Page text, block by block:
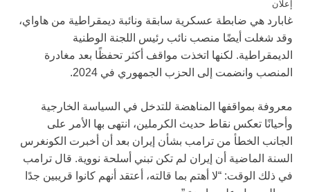
إعلان
غابارد هي ضابطة عسكرية سابقة ونائبة ديمقراطية من هاواي،
وقد شغلت أيضًا منصب نائب رئيس اللجنة الوطنية
الديمقراطية. لكنها اتخذت مواقف أكثر تحفظًا بعد مغادرة
المنصب وانضمت إلى الحزب الجمهوري في 2024.
معروفة بمواقفها المناهضة للتدخل في السياسة الخارجية
وأحيانًا تعكس نقاط حديث الكرملين، انتهى بها الأمر على
الجانب الخطأ من ترامب بشأن إيران بعد أن أخبرت الكونغرس
السنة الماضية أن إيران لم تكن تبني أسلحة نووية. قال ترامب
في ذلك الوقت: “لا أهتم بما قالته، أعتقد أنهم كانوا قريبين جدًا